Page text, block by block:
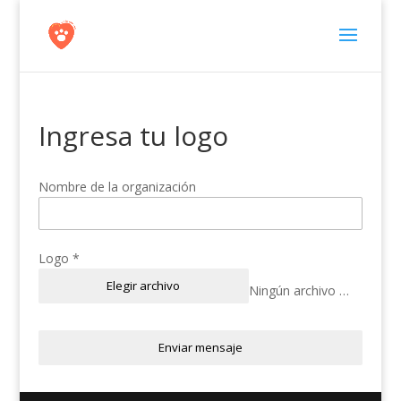
Ingresa tu logo
Nombre de la organización
Logo *
Elegir archivo Ningún archivo seleccionado
Enviar mensaje